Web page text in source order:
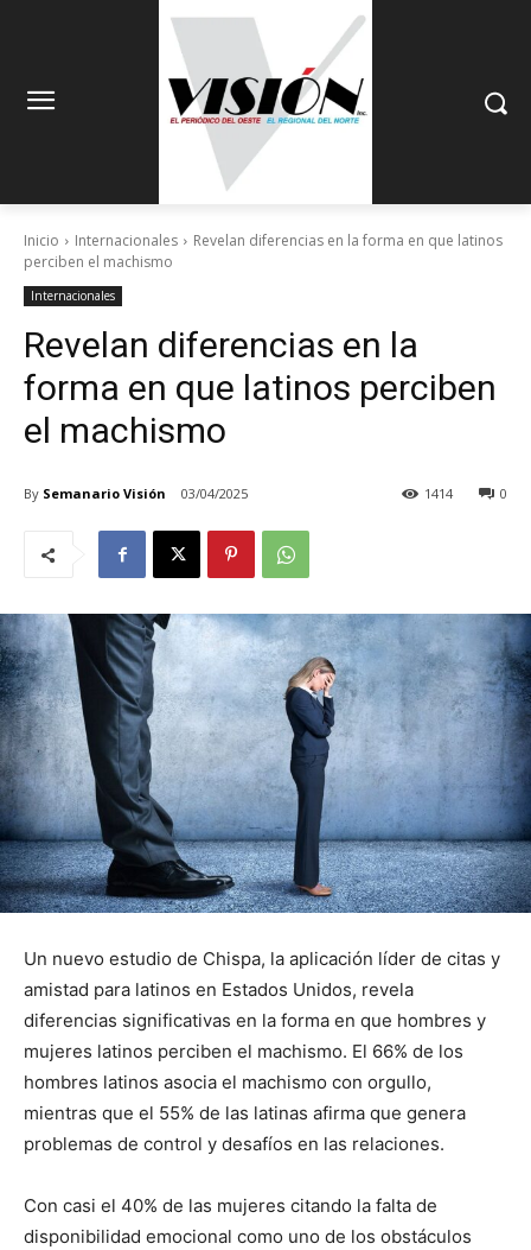
Inicio Internacionales
Revelan diferencias en la forma en que latinos
perciben el machismo
Internacionales
Revelan diferencias en la
forma en que latinos perciben
el machismo
By Semanario Visión 03/04/2025 0
1414
Un nuevo estudio de Chispa, la aplicación líder de citas y
amistad para latinos en Estados Unidos, revela
diferencias significativas en la forma en que hombres y
mujeres latinos perciben el machismo. El 66% de los
hombres latinos asocia el machismo con orgullo,
mientras que el 55% de las latinas afirma que genera
problemas de control y desafíos en las relaciones.
Con casi el 40% de las mujeres citando la falta de
disponibilidad emocional como uno de los obstáculos